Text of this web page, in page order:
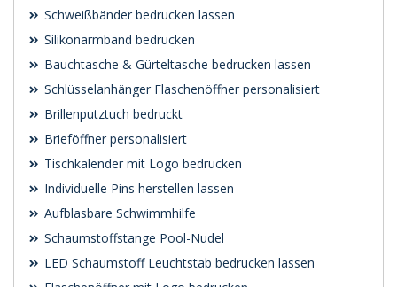
Schweißbänder bedrucken lassen
Silikonarmband bedrucken
Bauchtasche & Gürteltasche bedrucken lassen
Schlüsselanhänger Flaschenöffner personalisiert
Brillenputztuch bedruckt
Brieföffner personalisiert
Tischkalender mit Logo bedrucken
Individuelle Pins herstellen lassen
Aufblasbare Schwimmhilfe
Schaumstoffstange Pool-Nudel
LED Schaumstoff Leuchtstab bedrucken lassen